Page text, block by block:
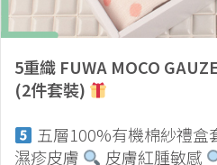
5重織 FUWA MOCO GAUZE
(2件套裝)
五層100%有機棉紗禮盒
濕疹皮膚
皮膚紅腫敏感